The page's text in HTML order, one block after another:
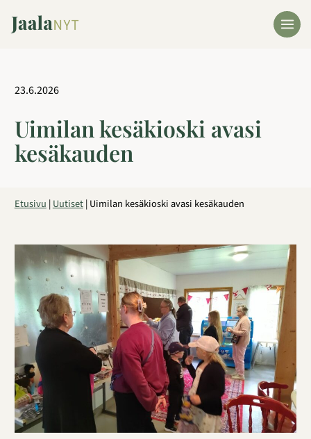
sisältöön
23.6.2026
Uimilan kesäkioski avasi
kesäkauden
Etusivu|Uutiset|Uimilan kesäkioski avasi kesäkauden